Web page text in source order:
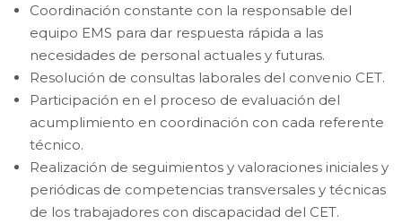
Coordinación constante con la responsable del
equipo EMS para dar respuesta rápida a las
necesidades de personal actuales y futuras.
Resolución de consultas laborales del convenio CET.
Participación en el proceso de evaluación del
acumplimiento en coordinación con cada referente
técnico.
Realización de seguimientos y valoraciones iniciales y
periódicas de competencias transversales y técnicas
de los trabajadores con discapacidad del CET.